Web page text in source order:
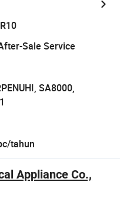
Segar
Sale Service
SA8000,
tahun
Appliance Co.,